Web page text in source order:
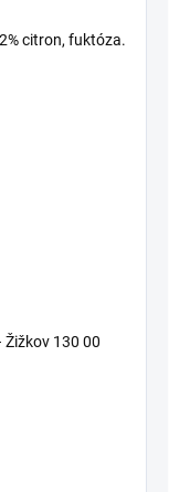
citron, fuktóza.
130 00